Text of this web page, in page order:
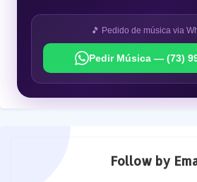
🎵 Pedido de música via
Pedir Música — (73)
Follow by